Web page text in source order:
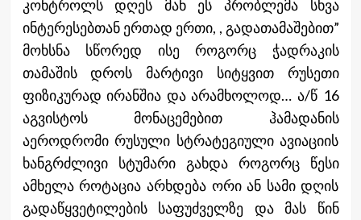
კონტროლს დღეს მან ეს პრობლემა სხვა
ინტერესებთან ერთად ერთი, , გადათამაშებით”
მოხსნა სწორედ ისე როგორც ჭადრაკის
თამაშის დროს მარტივი სიტყვით რუსეთი
ფიზიკურად ირანშია და არამხოლოდ… ა/წ 16
აგვისტოს მონაცემებით ჰამადანის
აეროდრომი რუსული სტრატეგიული ავიაციის
ხანგრძლივი სტუმარი გახდა როგორც წესი
ამხელა როტაცია არხდება ორი ან სამი დღის
გადაწყვეტილების საფუძველზე და მას წინ